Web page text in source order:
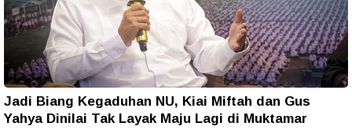
Jadi Biang Kegaduhan NU, Kiai Miftah dan Gus
Yahya Dinilai Tak Layak Maju Lagi di Muktamar